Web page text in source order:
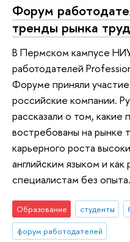
Форум
тренды рынка
В Пермском кампусе
работодателей
Форуме приняли
российские компании.
рассказали о том, какие
востребованы на рынке
карьерного роста
английским языком и
специалистам без опыта.
Образование студенты
форум работодателей